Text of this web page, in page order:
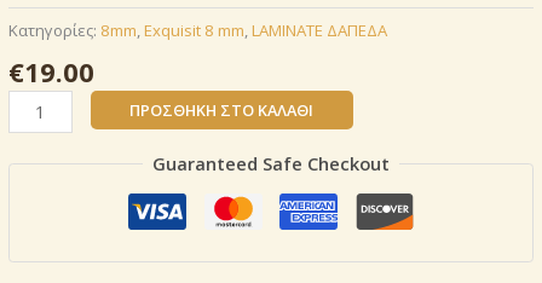
Κατηγορίες: 8mm, Exquisit 8 mm, LAMINATE ΔΑΠΕΔΑ
€19.00
Exquisit
8
mm
CODE:
ΠΡΟΣΘΉΚΗ ΣΤΟ ΚΑΛΆΘΙ
Guaranteed Safe Checkout